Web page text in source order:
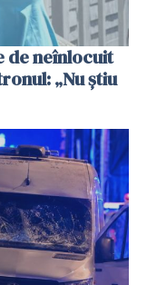
de neînlocuit
„Nu știu